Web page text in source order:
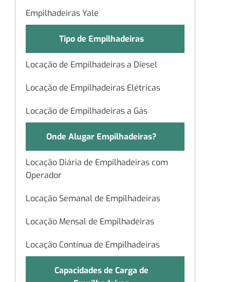
Empilhadeiras Yale
Tipo de Empilhadeiras
Locação de Empilhadeiras a Diesel
Locação de Empilhadeiras Elétricas
Locação de Empilhadeiras a Gás
Onde Alugar Empilhadeiras?
Locação Diária de Empilhadeiras com
Operador
Locação Semanal de Empilhadeiras
Locação Mensal de Empilhadeiras
Locação Contínua de Empilhadeiras
Capacidades de Carga de